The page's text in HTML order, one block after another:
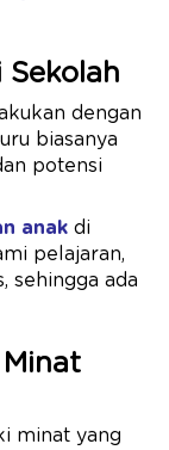
dengan
biasanya
potensi
anak di
pelajaran,
sehingga ada
minat yang